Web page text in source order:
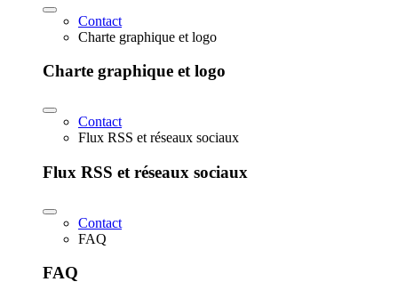
Contact
Charte graphique et logo
Charte graphique et logo
Contact
Flux RSS et réseaux sociaux
Flux RSS et réseaux sociaux
Contact
FAQ
FAQ